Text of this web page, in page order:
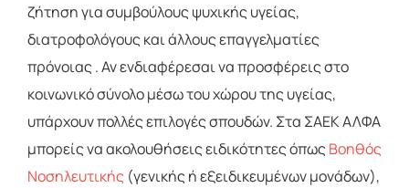
ζήτηση για συμβούλους ψυχικής υγείας,
διατροφολόγους και άλλους επαγγελματίες
πρόνοιας . Αν ενδιαφέρεσαι να προσφέρεις στο
κοινωνικό σύνολο μέσω του χώρου της υγείας,
υπάρχουν πολλές επιλογές σπουδών. Στα ΣΑΕΚ ΑΛΦΑ
μπορείς να ακολουθήσεις ειδικότητες όπωςΒοηθός
Νοσηλευτικής (γενικής ή εξειδικευμένων μονάδων),